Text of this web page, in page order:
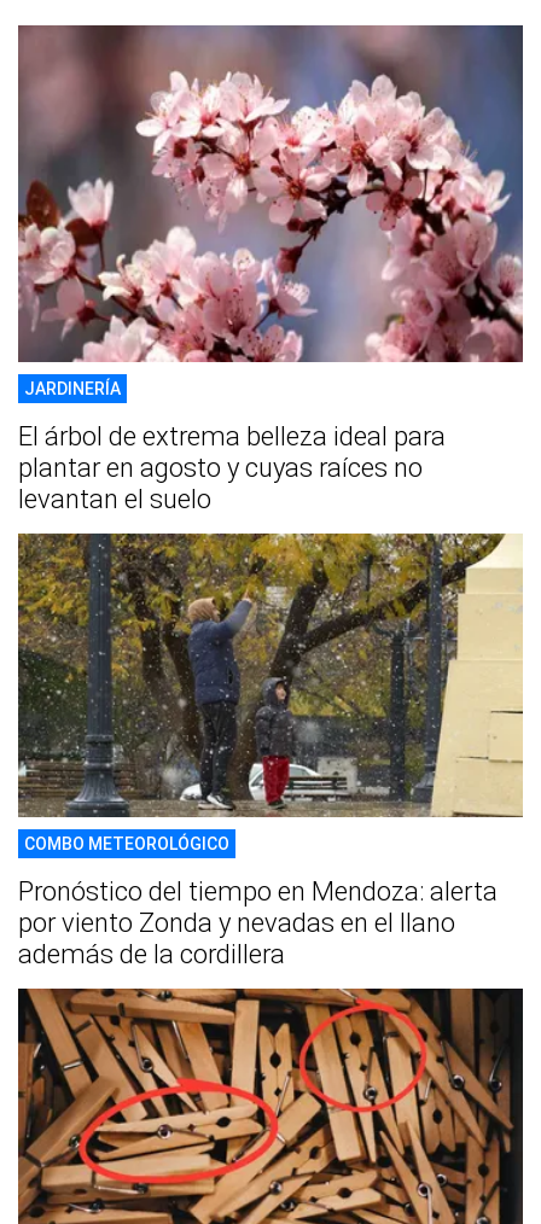
JARDINERÍA
El árbol de extrema belleza ideal para
plantar en agosto y cuyas raíces no
levantan el suelo
COMBO METEOROLÓGICO
Pronóstico del tiempo en Mendoza: alerta
por viento Zonda y nevadas en el llano
además de la cordillera